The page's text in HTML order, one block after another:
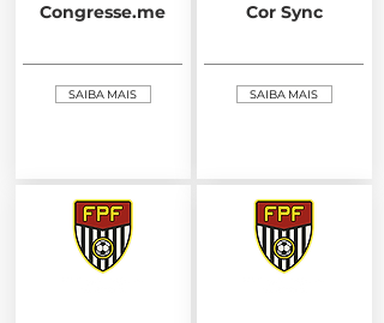
Congresse.me
SAIBA MAIS
Cor Sync
SAIBA MAIS